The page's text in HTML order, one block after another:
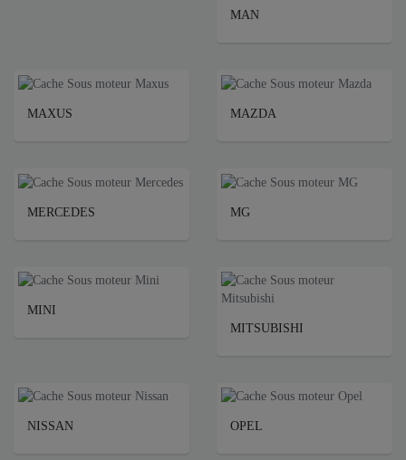
MAN
MAXUS MAZDA
MERCEDES MG
MINI
MITSUBISHI
NISSAN OPEL